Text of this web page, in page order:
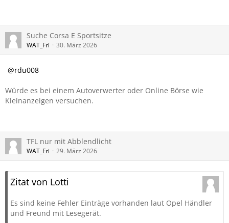
Suche Corsa E Sportsitze
WAT_Fri 30. März 2026
rdu008
Würde es bei einem Autoverwerter oder Online Börse wie
Kleinanzeigen versuchen.
TFL nur mit Abblendlicht
WAT_Fri 29. März 2026
Zitat von Lotti
Es sind keine Fehler Einträge vorhanden laut Opel Händler
und Freund mit Lesegerät.